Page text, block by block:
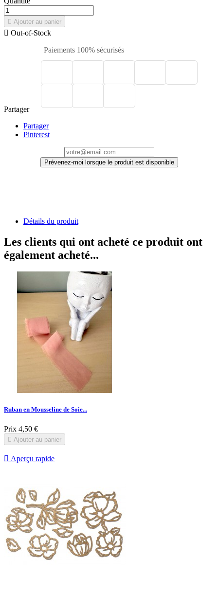
 Ajouter au panier
 Out-of-Stock
Paiements 100% sécurisés
Partager
Partager
Pinterest
Prévenez-moi lorsque le produit est disponible
Détails du produit
Les clients qui ont acheté ce produit ont
également acheté...
Ruban en Mousseline de Soie...
Prix 4,50 €
 Ajouter au panier
 Aperçu rapide